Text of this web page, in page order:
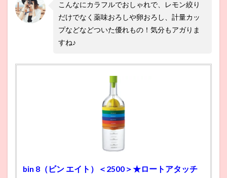
こんなにカラフルでおしゃれで、レモン絞り
だけでなく薬味おろしや卵おろし、計量カッ
プなどなどついた優れもの！気分もアガりま
すね♪
bin 8（ビン エイト）＜2500＞★ロートアタッチ